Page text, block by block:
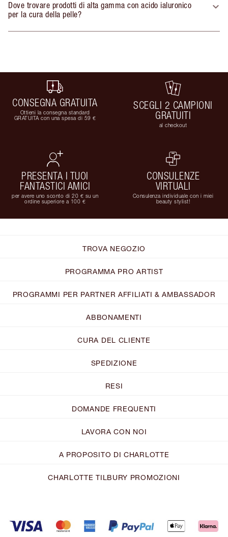
Dove trovare prodotti di alta gamma con acido ialuronico
per la cura della pelle?
CONSEGNA GRATUITA
Ottieni la consegna standard
GRATUITA con una spesa di 59 €
SCEGLI 2 CAMPIONI
GRATUITI
al checkout
PRESENTA I TUOI
FANTASTICI AMICI
per avere uno sconto di 20 € su un
ordine superiore a 100 €
CONSULENZE
VIRTUALI
Consulenza individuale con i miei
beauty stylist!
TROVA NEGOZIO
PROGRAMMA PRO ARTIST
PROGRAMMI PER PARTNER AFFILIATI & AMBASSADOR
ABBONAMENTI
CURA DEL CLIENTE
SPEDIZIONE
RESI
DOMANDE FREQUENTI
LAVORA CON NOI
A PROPOSITO DI CHARLOTTE
CHARLOTTE TILBURY PROMOZIONI